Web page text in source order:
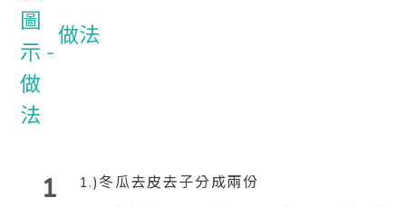
做法
1
1.)冬瓜去皮去子分成兩份